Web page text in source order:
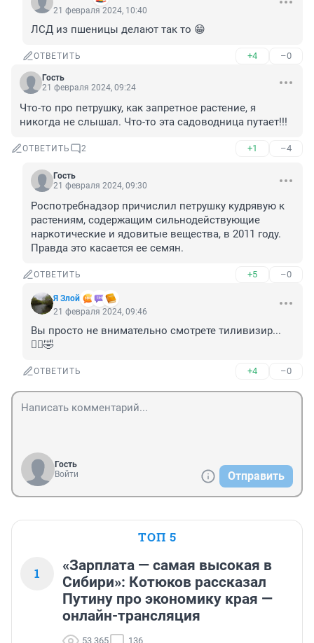
21 февраля 2024, 10:40
ЛСД из пшеницы делают так то 😁
ОТВЕТИТЬ +4 –0
Гость
21 февраля 2024, 09:24
Что-то про петрушку, как запретное растение, я
никогда не слышал. Что-то эта садоводница путает!!!
ОТВЕТИТЬ 2 +1 –4
Гость
21 февраля 2024, 09:30
Роспотребнадзор причислил петрушку кудрявую к
растениям, содержащим сильнодействующие
наркотические и ядовитые вещества, в 2011 году.
Правда это касается ее семян.
ОТВЕТИТЬ +5 –0
Я Злой
21 февраля 2024, 09:46
Вы просто не внимательно смотрете тиливизир...
🤷‍♂️🤣
ОТВЕТИТЬ +4 –0
Гость
Войти
Отправить
ТОП 5
1
«Зарплата — самая высокая в
Сибири»: Котюков рассказал
Путину про экономику края —
онлайн-трансляция
53 365 136